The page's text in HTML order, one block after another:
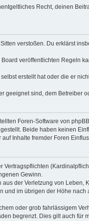
Recht, deinen
verstoßen. Du erklärst
veröffentlichten Regeln
erstellt hat oder die er
sind, dem Betreiber
Foren-Software von
Beide haben keinen
Inhalte fremder Foren
Gewinn.
der Verletzung von Leben,
im übrigen der Höhe
oder grob fahrlässigem
begrenzt. Dies gilt auch für